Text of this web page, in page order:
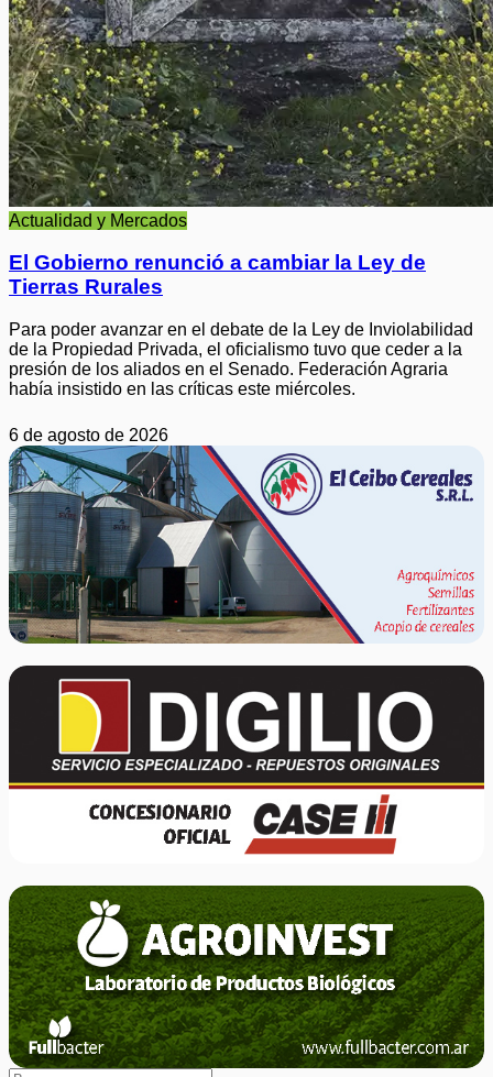
Actualidad y Mercados
El Gobierno renunció a cambiar la Ley de
Tierras Rurales
Para poder avanzar en el debate de la Ley de Inviolabilidad
de la Propiedad Privada, el oficialismo tuvo que ceder a la
presión de los aliados en el Senado. Federación Agraria
había insistido en las críticas este miércoles.
6 de agosto de 2026